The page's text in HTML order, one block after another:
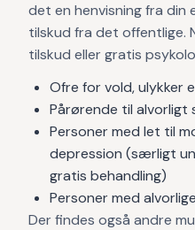
det en henvisning fra din
tilskud fra det offentlige.
tilskud eller gratis
Ofre for vold, ulykker
Pårørende til alvorligt
Personer med let til
depression (særligt
gratis behandling)
Personer med
Der findes også andre